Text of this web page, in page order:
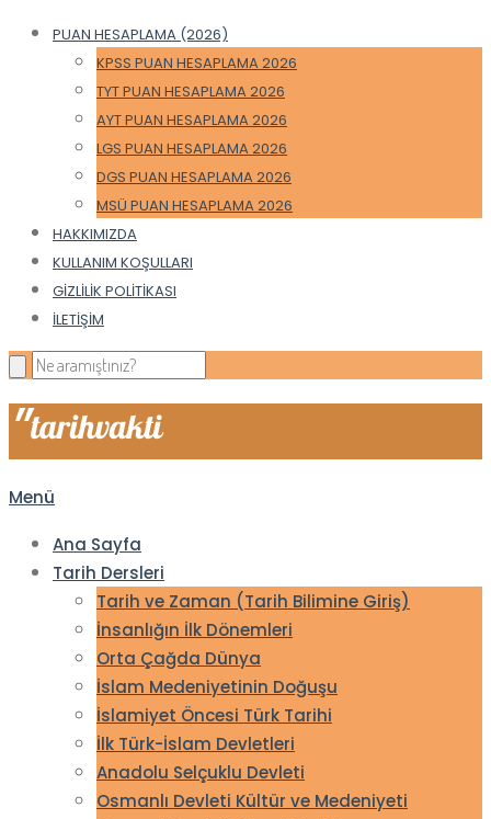
PUAN HESAPLAMA (2026)
KPSS PUAN HESAPLAMA 2026
TYT PUAN HESAPLAMA 2026
AYT PUAN HESAPLAMA 2026
LGS PUAN HESAPLAMA 2026
DGS PUAN HESAPLAMA 2026
MSÜ PUAN HESAPLAMA 2026
HAKKIMIZDA
KULLANIM KOŞULLARI
GIZLILIK POLITIKASI
İLETIŞIM
Menü
Ana Sayfa
Tarih Dersleri
Tarih ve Zaman (Tarih Bilimine Giriş)
İnsanlığın İlk Dönemleri
Orta Çağda Dünya
İslam Medeniyetinin Doğuşu
İslamiyet Öncesi Türk Tarihi
İlk Türk-İslam Devletleri
Anadolu Selçuklu Devleti
Osmanlı Devleti Kültür ve Medeniyeti